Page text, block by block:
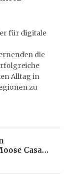
für digitale
die
Alltag in
zu
Casa
|
Bildung